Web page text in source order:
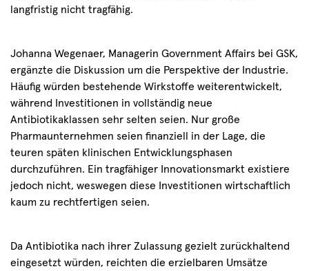
langfristig nicht tragfähig.
Johanna Wegenaer, Managerin Government Affairs bei GSK,
ergänzte die Diskussion um die Perspektive der Industrie.
Häufig würden bestehende Wirkstoffe weiterentwickelt,
während Investitionen in vollständig neue
Antibiotikaklassen sehr selten seien. Nur große
Pharmaunternehmen seien finanziell in der Lage, die
teuren späten klinischen Entwicklungsphasen
durchzuführen. Ein tragfähiger Innovationsmarkt existiere
jedoch nicht, weswegen diese Investitionen wirtschaftlich
kaum zu rechtfertigen seien.
Da Antibiotika nach ihrer Zulassung gezielt zurückhaltend
eingesetzt würden, reichten die erzielbaren Umsätze